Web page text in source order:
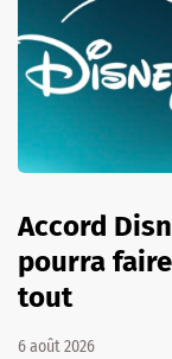
Accord
pourra
tout
6 août 2026